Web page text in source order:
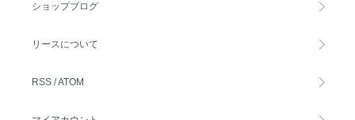
ショップブログ
リースについて
RSS /ATOM